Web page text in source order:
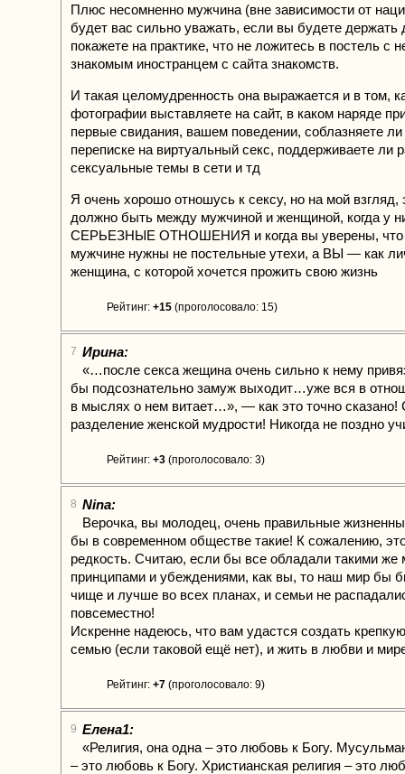
Плюс несомненно мужчина (вне зависимости от
будет вас сильно уважать, если вы будете держать
покажете на практике, что не ложитесь в постель с
знакомым иностранцем с сайта знакомств.
И такая целомудренность она выражается и в том,
фотографии выставляете на сайт, в каком наряде
первые свидания, вашем поведении, соблазняете ли
переписке на виртуальный секс, поддерживаете ли
сексуальные темы в сети и тд
Я очень хорошо отношусь к сексу, но на мой взгляд,
должно быть между мужчиной и женщиной, когда у
СЕРЬЕЗНЫЕ ОТНОШЕНИЯ и когда вы уверены, что
мужчине нужны не постельные утехи, а ВЫ — как
женщина, с которой хочется прожить свою жизнь
Рейтинг: +15 (проголосовало: 15)
7 Ирина:
«…после секса жещина очень сильно к нему
бы подсознательно замуж выходит…уже вся в
в мыслях о нем витает…», — как это точно сказано!
разделение женской мудрости! Никогда не поздно
Рейтинг: +3 (проголосовало: 3)
8 Nina:
Верочка, вы молодец, очень правильные
бы в современном обществе такие! К сожалению,
редкость. Считаю, если бы все обладали такими
принципами и убеждениями, как вы, то наш мир бы
чище и лучше во всех планах, и семьи не
повсеместно!
Искренне надеюсь, что вам удастся создать
семью (если таковой ещё нет), и жить в любви и
Рейтинг: +7 (проголосовало: 9)
9 Елена1:
«Религия, она одна – это любовь к Богу.
– это любовь к Богу. Христианская религия – это